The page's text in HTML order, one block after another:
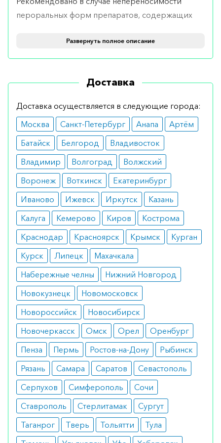
пероральных форм препаратов, содержащих
минимальные сроки восполнить недостаток
элемента.
Противопоказания
исключения таких заболеваний, как
декомпенсированный цирроз печени и
бронхиальная астма.
Побочные эффекты
При соблюдении дозировки не вызывает
побочных явлений. Некоторые пациенты
отмечают кожный зуд и одышку.
Режим дозирования
Средней дозировкой является 100-200 мг
действующего вещества 2-3 раза в неделю.
Первичное введение допускает использование
25 мг.
Особые указания
Крайне важно не сочетать с иными средствами,
содержащими железо, так как повышается риск
анафилактического шока.
Медики о препарате
Специалисты подтверждают эффективность и
безопасность лекарства при стационарном
применении.
Развернуть полное описание
Доставка
Доставка осуществляется в следующие города:
Москва
Санкт-Петербург Анапа
Артём
Батайск
Белгород
Владивосток
Владимир
Волгоград
Волжский
Воронеж
Воткинск
Екатеринбург
Иваново
Ижевск Иркутск
Казань
Калуга
Кемерово Киров
Кострома
Краснодар
Красноярск Крымск
Курган
Курск
Липецк
Махачкала
Набережные челны
Нижний Новгород
Новокузнецк
Новомосковск
Новороссийск
Новосибирск
Новочеркасск
Омск Орел
Оренбург
Пенза
Пермь Ростов-на-Дону
Рыбинск
Рязань
Самара Саратов
Севастополь
Серпухов
Симферополь
Сочи
Ставрополь
Стерлитамак
Сургут
Таганрог
Тверь Тольятти
Тула